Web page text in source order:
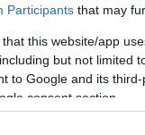
Participants that may
that this website/app
but not limited
to Google and its
consent section.
e che
per oltre il
per le imprese
in realtà,